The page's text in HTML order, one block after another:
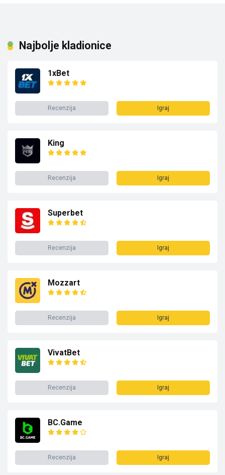
Najbolje kladionice
1xBet
Recenzija Igraj
King
Recenzija Igraj
Superbet
Recenzija Igraj
Mozzart
Recenzija Igraj
VivatBet
Recenzija Igraj
BC.Game
Recenzija Igraj